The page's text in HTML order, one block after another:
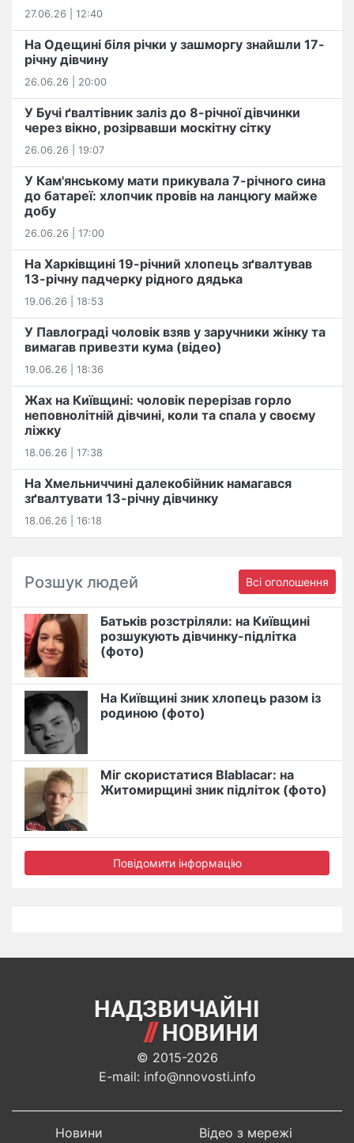
27.06.26 | 12:40
На Одещині біля річки у зашморгу знайшли 17-
річну дівчину
26.06.26 | 20:00
У Бучі ґвалтівник заліз до 8-річної дівчинки
через вікно, розірвавши москітну сітку
26.06.26 | 19:07
У Кам'янському мати прикувала 7-річного сина
до батареї: хлопчик провів на ланцюгу майже
добу
26.06.26 | 17:00
На Харківщині 19-річний хлопець​ ️зґвалтував
13-річну падчерку рідного дядька
19.06.26 | 18:53
У Павлограді чоловік взяв у заручники жінку та
вимагав привезти кума (відео)
19.06.26 | 18:36
Жах на Київщині: чоловік перерізав горло
неповнолітній дівчині, коли та спала у своєму
ліжку
18.06.26 | 17:38
На Хмельниччині далекобійник намагався
зґвалтувати 13-річну дівчинку
18.06.26 | 16:18
Розшук людей Всі оголошення
Батьків розстріляли: на Київщині
розшукують дівчинку-підлітка
(фото)
На Київщині зник хлопець разом із
родиною (фото)
Міг скористатися Blablacar: на
Житомирщині зник підліток (фото)
Повідомити інформацію
© 2015-2026
E-mail: info@nnovosti.info
Новини Відео з мережі